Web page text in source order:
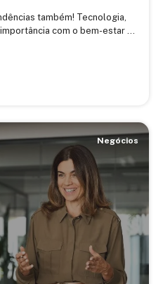
também! Tecnologia,
com o bem-estar ...
Negócios